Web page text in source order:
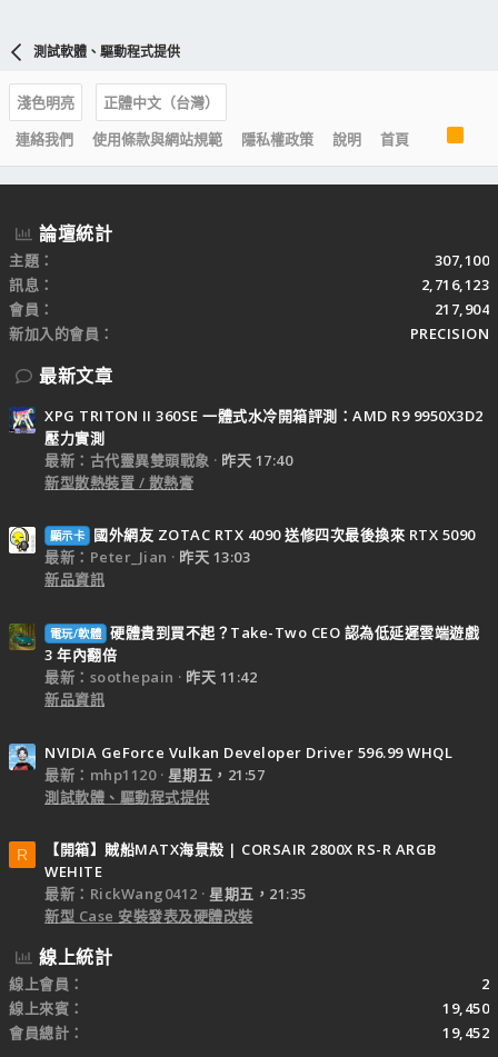
測試軟體、驅動程式提供
淺色明亮
正體中文（台灣）
連絡我們
使用條款與網站規範 隱私權政策 說明 首頁
S
論壇統計
主題
307,100
訊息
2,716,123
會員
217,904
新加入的會員
PRECISION
最新文章
XPG TRITON II 360SE 一體式水冷開箱評測：AMD R9 9950X3D2
壓力實測
最新：古代靈異雙頭戰象
昨天 17:40
新型散熱裝置 / 散熱膏
顯示卡
國外網友 ZOTAC RTX 4090 送修四次最後換來 RTX 5090
最新：Peter_Jian
昨天 13:03
新品資訊
電玩/軟體 硬體貴到買不起？Take-Two CEO 認為低延遲雲端遊戲
3 年內翻倍
最新：soothepain
昨天 11:42
新品資訊
NVIDIA GeForce Vulkan Developer Driver 596.99 WHQL
最新：mhp1120
星期五，21:57
測試軟體、驅動程式提供
R
【開箱】賊船MATX海景殼 | CORSAIR 2800X RS-R ARGB
WEHITE
最新：RickWang0412
星期五，21:35
新型 Case 安裝發表及硬體改裝
線上統計
線上會員
2
線上來賓
19,450
會員總計
19,452